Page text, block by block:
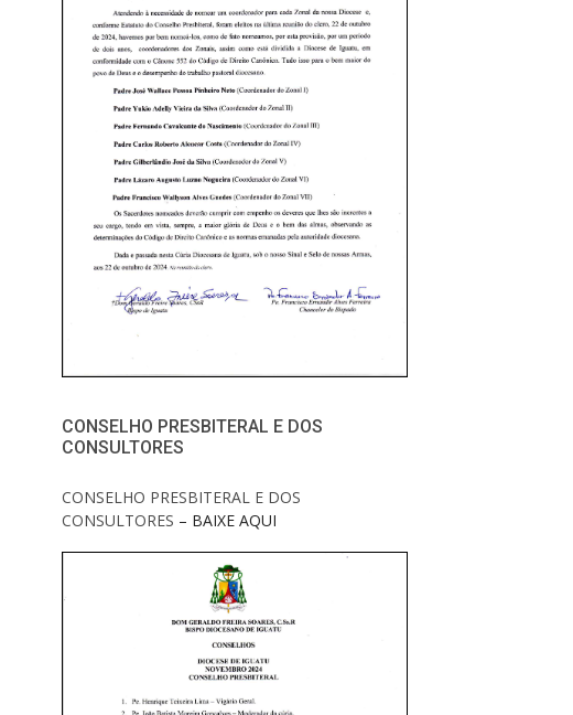
CONSELHO PRESBITERAL E DOS
CONSULTORES
CONSELHO PRESBITERAL E DOS
CONSULTORES – BAIXE AQUI